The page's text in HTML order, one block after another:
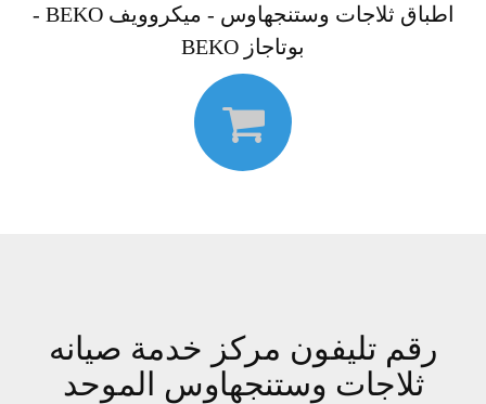
اطباق ثلاجات وستنجهاوس - ميكروويف BEKO -
بوتاجاز BEKO
رقم تليفون مركز خدمة صيانه
ثلاجات وستنجهاوس الموحد